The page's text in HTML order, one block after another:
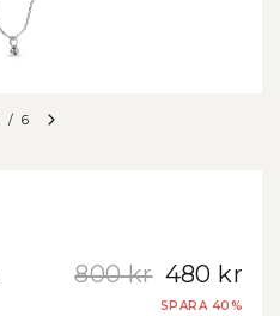
/ 6
800 kr 480 kr
SPARA 40%